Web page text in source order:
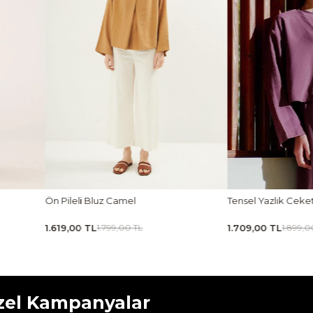
Ön Pileli Bluz Camel
1.619,00 TL1.799,00 TL
Tensel Yazlık
1.709,00 TL
Kampanyalar